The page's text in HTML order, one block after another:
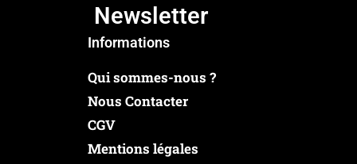
Newsletter
Informations
Qui sommes-nous ?
Nous Contacter
CGV
Mentions légales